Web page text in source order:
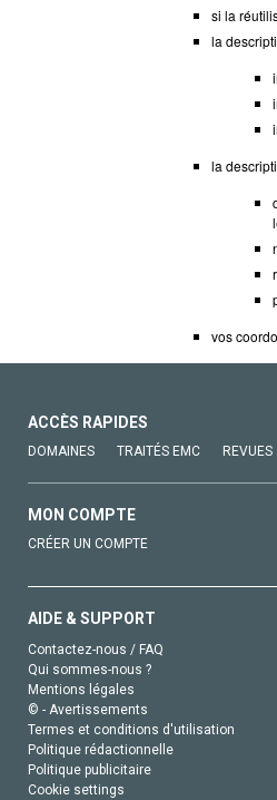
si la
la
la
vos
ACCÈS RAPIDES
DOMAINES TRAITÉS EMC REVUES
MON COMPTE
CRÉER UN COMPTE
AIDE & SUPPORT
Contactez-nous / FAQ
Qui sommes-nous ?
Mentions légales
© - Avertissements
Termes et conditions d'utilisation
Politique rédactionnelle
Politique publicitaire
Cookie settings